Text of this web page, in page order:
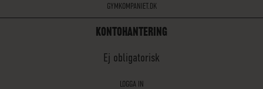
GYMKOMPANIET.DK
KONTOHANTERING
Ej obligatorisk
LOGGA IN